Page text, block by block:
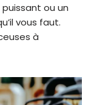
ou un
vous faut.
à